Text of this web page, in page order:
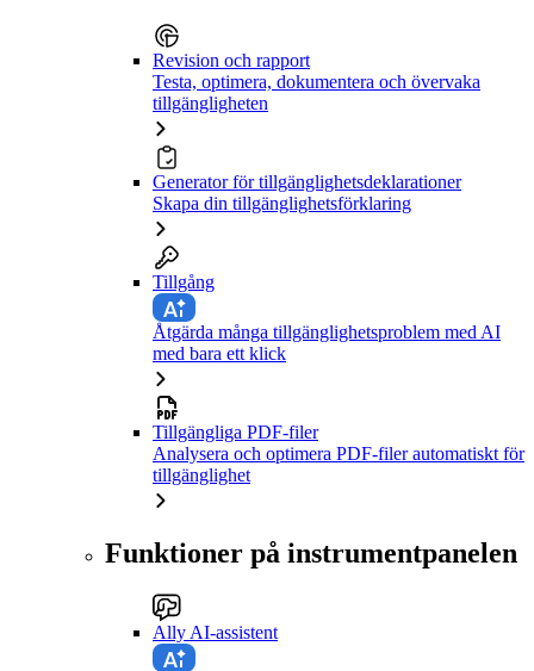
Revision och rapport
Testa, optimera, dokumentera och övervaka
tillgängligheten
Generator för tillgänglighetsdeklarationer
Skapa din tillgänglighetsförklaring
Tillgång
Åtgärda många tillgänglighetsproblem med AI
med bara ett klick
Tillgängliga PDF-filer
Analysera och optimera PDF-filer automatiskt för
tillgänglighet
Funktioner på instrumentpanelen
Ally AI-assistent